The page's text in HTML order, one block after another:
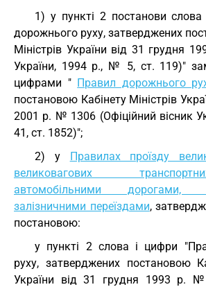
1) у пункті 2 постанови
дорожнього руху, затверджених
Міністрів України від 31 грудня
України, 1994 р., № 5, ст. 119)"
цифрами " Правил дорожнього
постановою Кабінету Міністрів
2001 р. № 1306 (Офіційний вісник
41, ст. 1852)";
2) у Правилах проїзду
великовагових
автомобільними
залізничними переїздами,
постановою:
у пункті 2 слова і цифри
руху, затверджених постановою
України від 31 грудня 1993 р.